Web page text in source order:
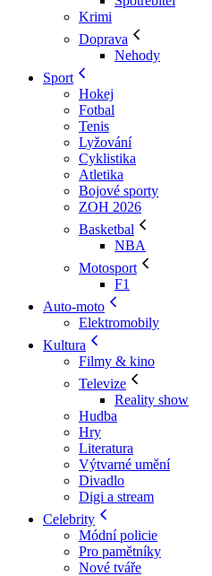
Krimi
Doprava
Nehody
Sport
Hokej
Fotbal
Tenis
Lyžování
Cyklistika
Atletika
Bojové sporty
ZOH 2026
Basketbal
NBA
Motosport
F1
Auto-moto
Elektromobily
Kultura
Filmy & kino
Televize
Reality show
Hudba
Hry
Literatura
Výtvarné umění
Divadlo
Digi a stream
Celebrity
Módní policie
Pro pamětníky
Nové tváře